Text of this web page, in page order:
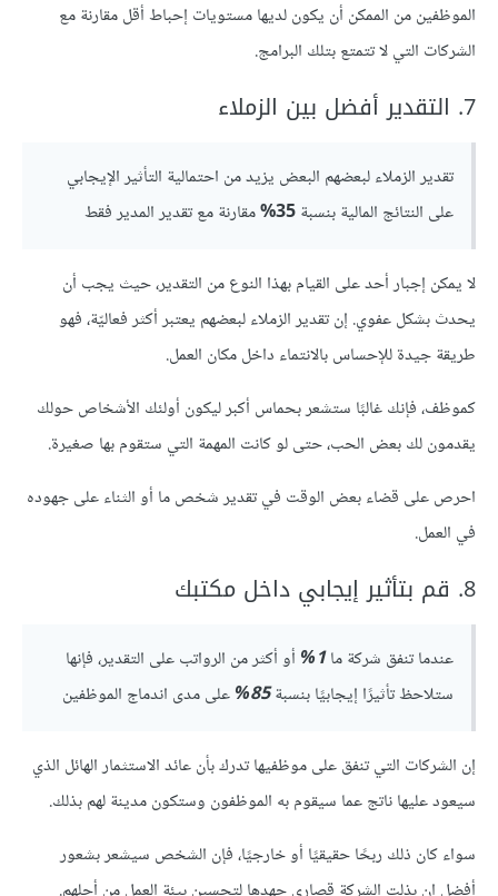
الموظفين من الممكن أن يكون لديها مستويات إحباط أقل مقارنة مع
الشركات التي لا تتمتع بتلك البرامج.
7. التقدير أفضل بين الزملاء
تقدير الزملاء لبعضهم البعض يزيد من احتمالية التأثير الإيجابي
على النتائج المالية بنسبة35% مقارنة مع تقدير المدير فقط
لا يمكن إجبار أحد على القيام بهذا النوع من التقدير، حيث يجب أن
يحدث بشكل عفوي. إن تقدير الزملاء لبعضهم يعتبر أكثر فعاليّة، فهو
طريقة جيدة للإحساس بالانتماء داخل مكان العمل.
كموظف، فإنك غالبًا ستشعر بحماس أكبر ليكون أولئك الأشخاص حولك
يقدمون لك بعض الحب، حتى لو كانت المهمة التي ستقوم بها صغيرة.
احرص على قضاء بعض الوقت في تقدير شخص ما أو الثناء على جهوده
في العمل.
8. قم بتأثير إيجابي داخل مكتبك
عندما تنفق شركة ما1%
أو أكثر من الرواتب على التقدير، فإنها
ستلاحظ تأثيرًا إيجابيًا بنسبة85% على مدى اندماج الموظفين
إن الشركات التي تنفق على موظفيها تدرك بأن عائد الاستثمار الهائل الذي
سيعود عليها ناتج عما سيقوم به الموظفون وستكون مدينة لهم بذلك.
سواء كان ذلك ربحًا حقيقيًا أو خارجيًا، فإن الشخص سيشعر بشعور